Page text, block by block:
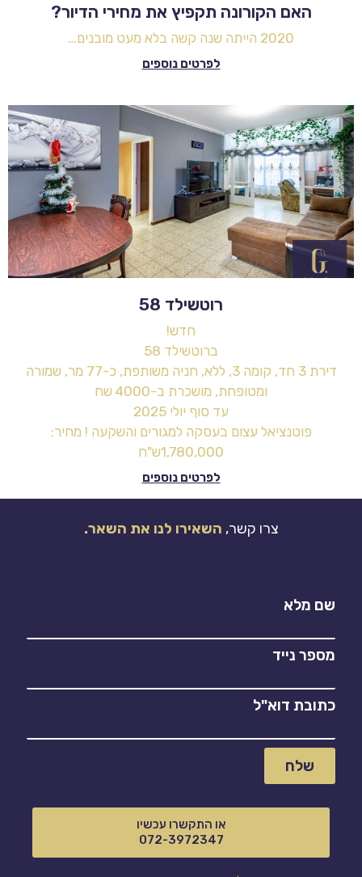
האם הקורונה תקפיץ את מחירי הדיור?
2020 הייתה שנה קשה בלא מעט מובנים…
לפרטים נוספים
רוטשילד 58
חדש!
ברוטשילד 58
דירת 3 חד, קומה 3, ללא, חניה משותפת, כ-77 מר, שמורה
ומטופחת, מושכרת ב-4000 שח
עד סוף יולי 2025
פוטנציאל עצום בעסקה למגורים והשקעה ! מחיר:
1,780,000ש"ח
לפרטים נוספים
צרו קשר, השאירו לנו את השאר.
שם מלא
מספר נייד
כתובת דוא"ל
שלח
או התקשרו עכשיו
072-3972347